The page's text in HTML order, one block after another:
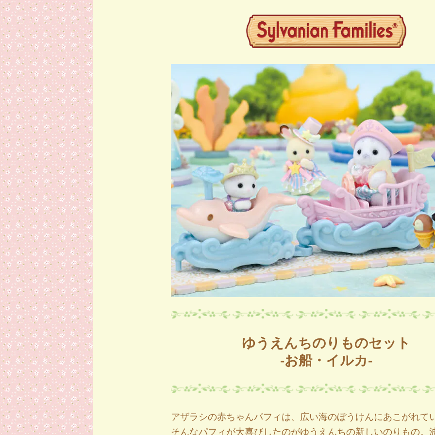
ゆうえんちのりものセット
-お船・イルカ-
アザラシの赤ちゃんパフィは、広い海のぼうけんにあこがれて
そんなパフィが大喜びしたのがゆうえんちの新しいのりもの。